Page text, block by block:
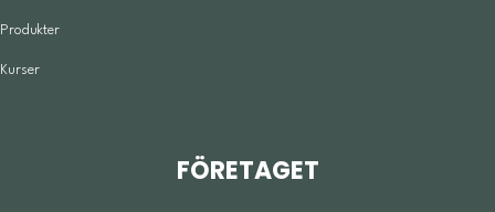
Produkter
Kurser
FÖRETAGET